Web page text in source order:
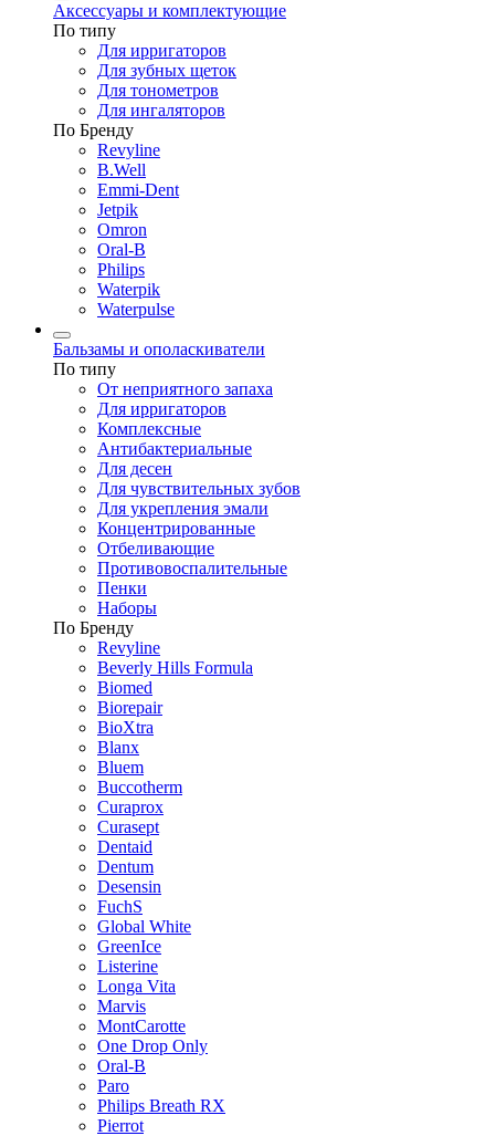
Аксессуары и комплектующие
По типу
Для ирригаторов
Для зубных щеток
Для тонометров
Для ингаляторов
По Бренду
Revyline
B.Well
Emmi-Dent
Jetpik
Omron
Oral-B
Philips
Waterpik
Waterpulse
Бальзамы и ополаскиватели
По типу
От неприятного запаха
Для ирригаторов
Комплексные
Антибактериальные
Для десен
Для чувствительных зубов
Для укрепления эмали
Концентрированные
Отбеливающие
Противовоспалительные
Пенки
Наборы
По Бренду
Revyline
Beverly Hills Formula
Biomed
Biorepair
BioXtra
Blanx
Bluem
Buccotherm
Curaprox
Curasept
Dentaid
Dentum
Desensin
FuchS
Global White
GreenIce
Listerine
Longa Vita
Marvis
MontCarotte
One Drop Only
Oral-B
Paro
Philips Breath RX
Pierrot